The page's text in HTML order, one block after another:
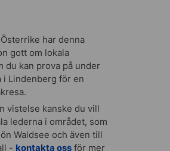
har denna
gott om lokala
du kan prova på under
i Lindenberg för en
vistelse kanske du vill
lederna i området, som
Waldsee och även till
- kontakta oss för mer